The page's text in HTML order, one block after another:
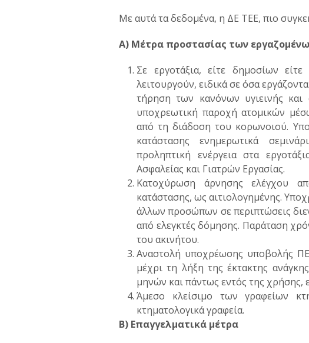
Με αυτά τα δεδομένα, η ΔΕ ΤΕΕ, πιο
Α) Μέτρα προστασίας των
Σε εργοτάξια, είτε δημοσίων
λειτουργούν, ειδικά σε όσα
τήρηση των κανόνων υγιεινής
υποχρεωτική παροχή ατομικών
από τη διάδοση του κορωνοιού.
κατάστασης ενημερωτικά
προληπτική ενέργεια στα
Ασφαλείας και Γιατρών Εργασίας.
Κατοχύρωση άρνησης ελέγχου
κατάστασης, ως αιτιολογημένης.
άλλων προσώπων σε περιπτώσεις
από ελεγκτές δόμησης. Παράταση
του ακινήτου.
Αναστολή υποχρέωσης υποβολής
μέχρι τη λήξη της έκτακτης
μηνών και πάντως εντός της χρήσης,
Άμεσο κλείσιμο των γραφείων
κτηματολογικά γραφεία.
Β) Επαγγελματικά μέτρα